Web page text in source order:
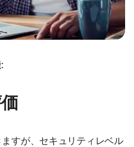
すが、セキュリティレベル